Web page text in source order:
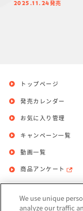
2025.11.24発売
トップページ
発売カレンダー
お気に入り管理
キャンペーン一覧
動画一覧
商品アンケート
お問い合
We use unique
analyze our traffic